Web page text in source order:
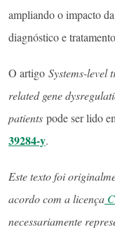
ampliando o impacto
diagnóstico e
O artigo Systems-level
related gene
patients pode ser lido
39284-y.
Este texto foi
acordo com a licença
necessariamente